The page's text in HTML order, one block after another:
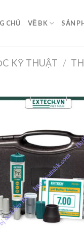
CHỦ VỀ BK SẢN
KỸ THUẬT /